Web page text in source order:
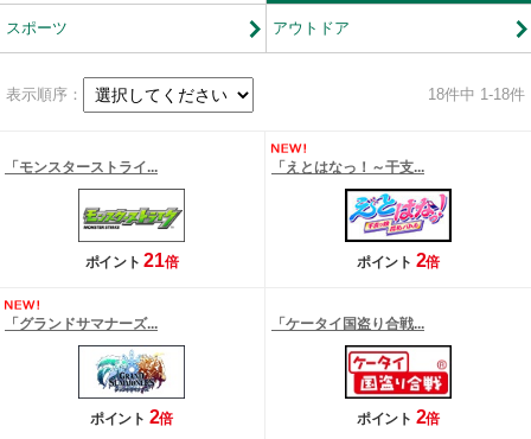
スポーツ アウトドア
表示順序： 18件中 1-18件
「モンスターストライ...
ポイント21倍
「えとはなっ！～干支...
ポイント 2倍
「グランドサマナーズ...
ポイント 2倍
「ケータイ国盗り合戦...
ポイント 2倍